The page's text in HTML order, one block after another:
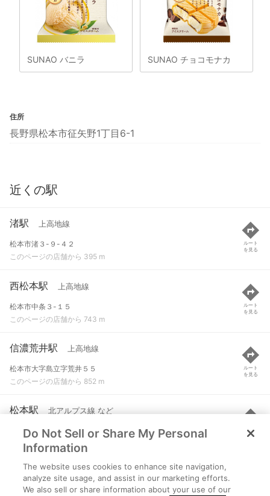
SUNAO バニラ SUNAO チョコモナカ
住所
長野県松本市征矢野1丁目6-1
近くの駅
渚駅 上高地線
松本市渚３-９-４２
このページの店舗から 395 m
ルート
を見る
西松本駅 上高地線
松本市中条３-１５
このページの店舗から 743 m
ルート
を見る
信濃荒井駅 上高地線
松本市大字島立字荒井５５
このページの店舗から 852 m
ルート
を見る
松本駅 北アルプス線 など
松本市深志１丁目
このページの店舗から 1.1 km
ルート
を見る
松本駅 上高地線
松本市深志１丁目
Do Not Sell or Share My Personal
Information
The website uses cookies to enhance site navigation,
analyze site usage, and assist in our marketing efforts.
We also sell or share information about your use of our